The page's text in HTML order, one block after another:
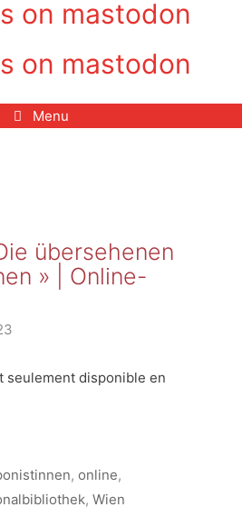
Menu
übersehenen
» | Online-
seulement disponible en
, online,
, Wien